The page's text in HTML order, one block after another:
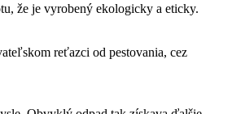
že je vyrobený ekologicky a eticky.
reťazci od pestovania, cez